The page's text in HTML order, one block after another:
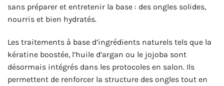
sans préparer et entretenir la base : des ongles solides,
nourris et bien hydratés.
Les traitements à base d’ingrédients naturels tels que la
kératine boostée, l’huile d’argan ou le jojoba sont
désormais intégrés dans les protocoles en salon. Ils
permettent de renforcer la structure des ongles tout en